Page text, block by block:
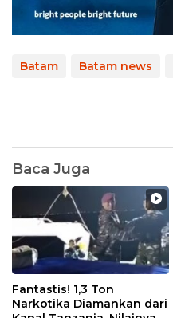
Batam Batam news
Baca Juga
Fantastis! 1,3 Ton
Narkotika Diamankan dari